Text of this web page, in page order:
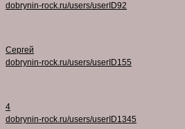
dobrynin-rock.ru/users/userID92
Сергей
dobrynin-rock.ru/users/userID155
4
dobrynin-rock.ru/users/userID1345